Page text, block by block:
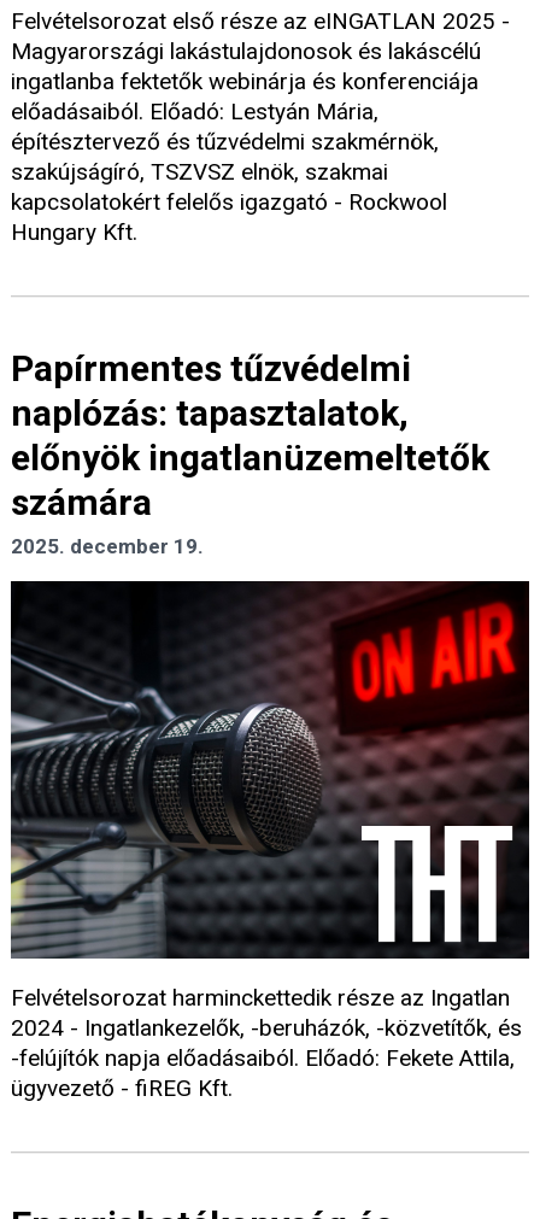
Felvételsorozat első része az eINGATLAN 2025 -
Magyarországi lakástulajdonosok és lakáscélú
ingatlanba fektetők webinárja és konferenciája
előadásaiból. Előadó: Lestyán Mária,
építésztervező és tűzvédelmi szakmérnök,
szakújságíró, TSZVSZ elnök, szakmai
kapcsolatokért felelős igazgató - Rockwool
Hungary Kft.
Papírmentes tűzvédelmi
naplózás: tapasztalatok,
előnyök ingatlanüzemeltetők
számára
2025. december 19.
Felvételsorozat harminckettedik része az Ingatlan
2024 - Ingatlankezelők, -beruházók, -közvetítők, és
-felújítók napja előadásaiból. Előadó: Fekete Attila,
ügyvezető - fiREG Kft.